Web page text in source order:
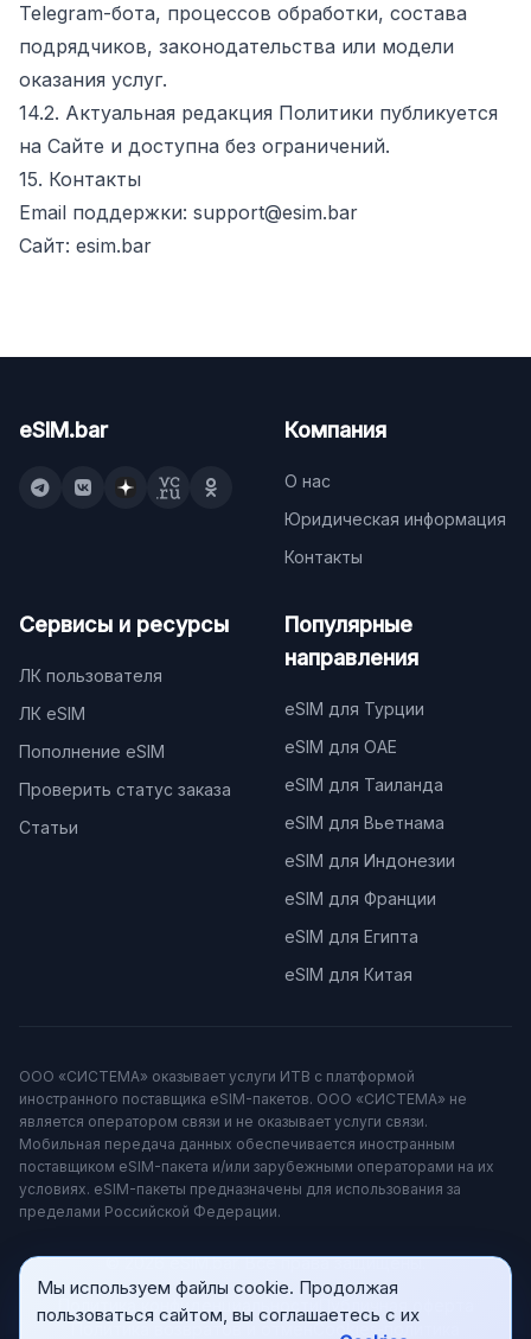
Telegram-бота, процессов обработки, состава
подрядчиков, законодательства или модели
оказания услуг.
14.2. Актуальная редакция Политики публикуется
на Сайте и доступна без ограничений.
15. Контакты
Email поддержки: support@esim.bar
Сайт: esim.bar
eSIM.bar Компания
О нас
Юридическая информация
Контакты
Сервисы и ресурсы
ЛК пользователя
ЛК eSIM
Пополнение eSIM
Проверить статус заказа
Статьи
Популярные
направления
eSIM для Турции
eSIM для ОАЕ
eSIM для Таиланда
eSIM для Вьетнама
eSIM для Индонезии
eSIM для Франции
eSIM для Египта
eSIM для Китая
ООО «СИСТЕМА» оказывает услуги ИТВ с платформой
иностранного поставщика eSIM-пакетов. ООО «СИСТЕМА» не
является оператором связи и не оказывает услуги связи.
Мобильная передача данных обеспечивается иностранным
поставщиком eSIM-пакета и/или зарубежными операторами на их
условиях. eSIM-пакеты предназначены для использования за
пределами Российской Федерации.
© 2026 eSIM.bar. Все права защищены.
Политика конфиденциальности
Политика возвратов и отмен
Мы используем файлы cookie. Продолжая
пользоваться сайтом, вы соглашаетесь с их